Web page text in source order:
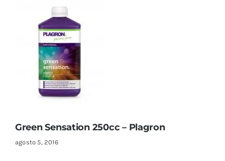
Green Sensation 250cc – Plagron
agosto 5, 2016